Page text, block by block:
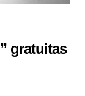
gratuitas